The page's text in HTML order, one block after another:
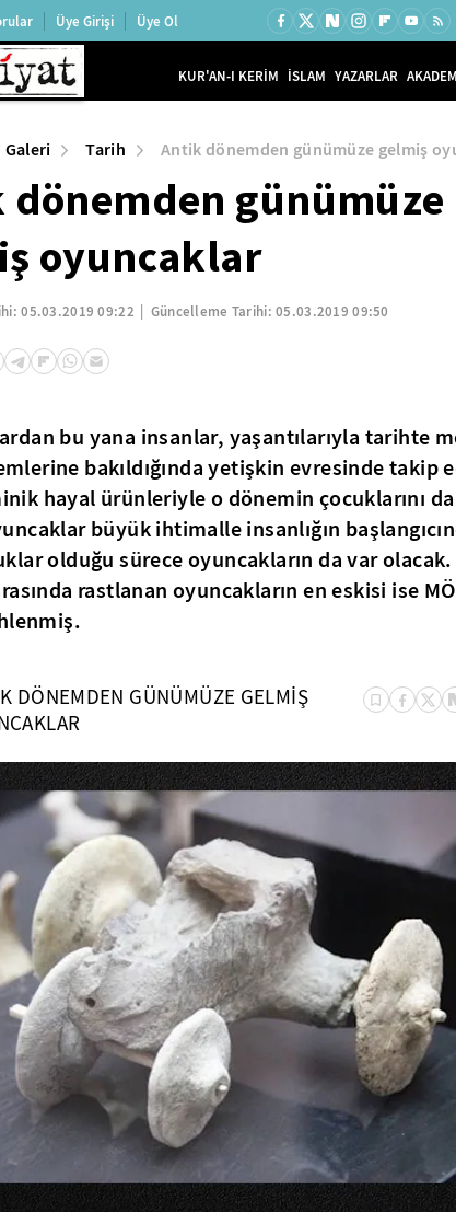
Üye Girişi Üye Ol
KUR'AN-I KERİM İSLAM YAZARLAR
Galeri Tarih Antik dönemden günümüze gelmiş
günümüze
oyuncaklar
05.03.2019 09:22 Güncelleme Tarihi:05.03.2019 09:50
bu yana insanlar, yaşantılarıyla tarihte
bakıldığında yetişkin evresinde takip
hayal ürünleriyle o dönemin çocuklarını
büyük ihtimalle insanlığın
olduğu sürece oyuncakların da var
rastlanan oyuncakların en eskisi ise
DÖNEMDEN GÜNÜMÜZE GELMİŞ